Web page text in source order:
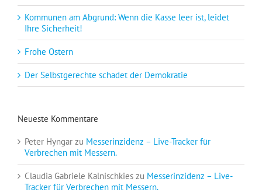
Kommunen am Abgrund: Wenn die Kasse leer ist, leidet
Ihre Sicherheit!
Frohe Ostern
Der Selbstgerechte schadet der Demokratie
Neueste Kommentare
Peter Hyngar zu Messerinzidenz – Live-Tracker für
Verbrechen mit Messern.
Claudia Gabriele Kalnischkies zu Messerinzidenz – Live-
Tracker für Verbrechen mit Messern.